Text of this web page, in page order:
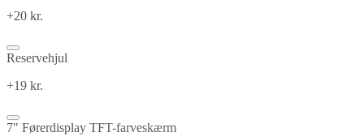
+20 kr.
Reservehjul
+19 kr.
7" Førerdisplay TFT-farveskærm